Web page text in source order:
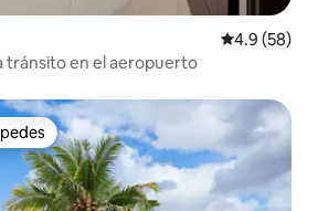
Calificación
4.9 (58)
tránsito en el aeropuerto